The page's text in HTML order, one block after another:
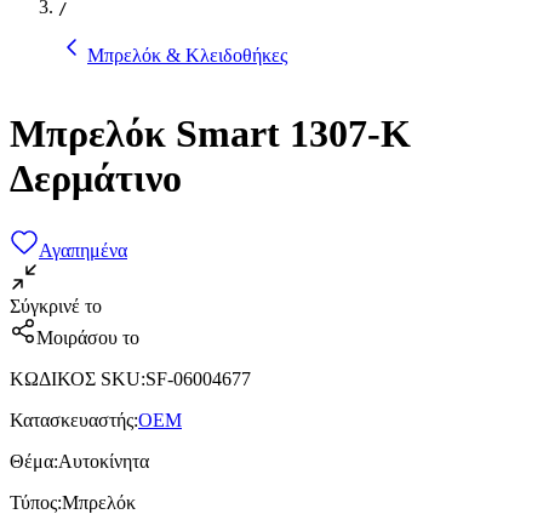
/
Μπρελόκ & Κλειδοθήκες
Μπρελόκ Smart 1307-K
Δερμάτινο
Αγαπημένα
Σύγκρινέ το
Μοιράσου το
ΚΩΔΙΚΟΣ SKU:SF-06004677
Κατασκευαστής:OEM
Θέμα:Αυτοκίνητα
Τύπος:Μπρελόκ